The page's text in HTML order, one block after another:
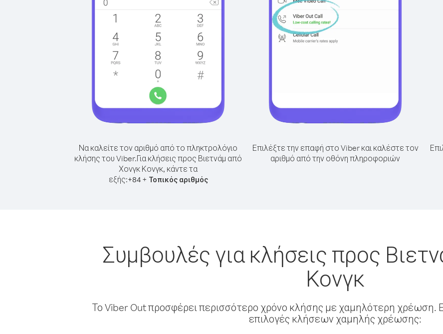
Να καλείτε τον αριθμό από το πληκτρολόγιο
κλήσης του Viber.Για κλήσεις προς Βιετνάμ από
Χονγκ Κονγκ, κάντε τα
εξής:+84+ Τοπικός αριθμός
Επιλέξτε την επαφή στο Viber και καλέστε τον
αριθμό από την οθόνη πληροφοριών
Συμβουλές για κλήσεις προς
Κονγκ
Το Viber Out προσφέρει περισσότερο χρόνο κλήσης με χαμηλότερη χρέωση.
επιλογές κλήσεων χαμηλής χρέωσης: